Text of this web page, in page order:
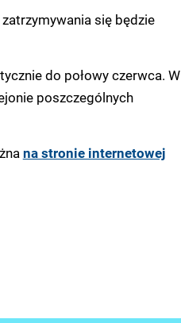
się będzie
do połowy czerwca. W
poszczególnych
na stronie internetowej